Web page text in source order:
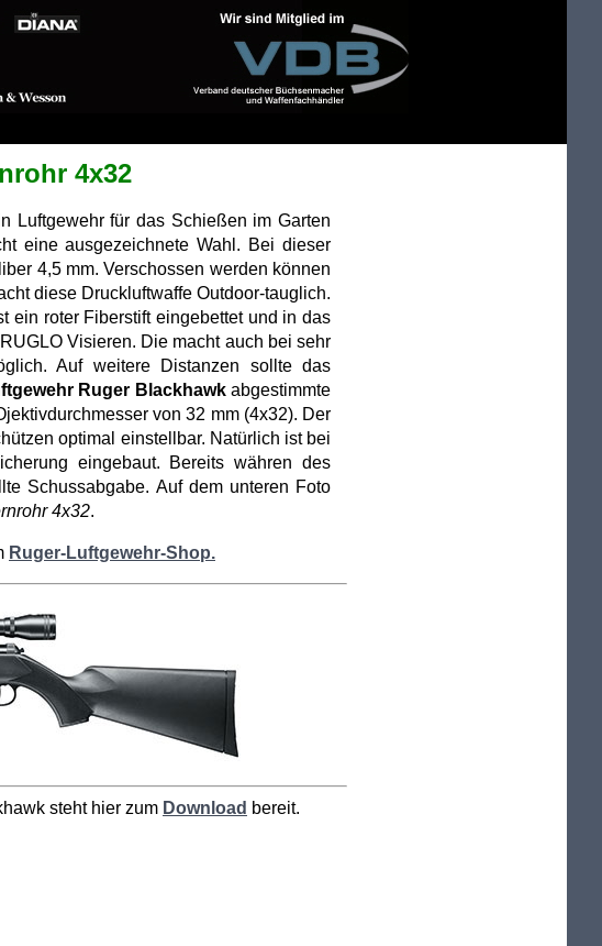
4x32
Luftgewehr für das Schießen im Garten
eine ausgezeichnete Wahl. Bei dieser
4,5 mm. Verschossen werden können
diese Druckluftwaffe Outdoor-tauglich.
ein roter Fiberstift eingebettet und in das
Visieren. Die macht auch bei sehr
Auf weitere Distanzen sollte das
Ruger Blackhawkabgestimmte
von 32 mm (4x32). Der
optimal einstellbar. Natürlich ist bei
eingebaut. Bereits währen des
Schussabgabe. Auf dem unteren Foto
4x32.
Ruger-Luftgewehr-Shop.
steht hier zum Download bereit.